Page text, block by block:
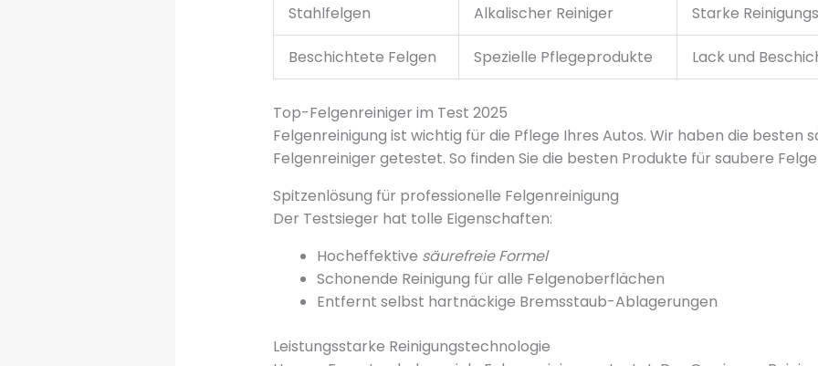
Stahlfelgen Alkalischer Reiniger Starke
Beschichtete Felgen Spezielle Pflegeprodukte Lack und
Top-Felgenreiniger im Test 2025
Felgenreinigung ist wichtig für die Pflege Ihres Autos. Wir haben die besten
Felgenreiniger getestet. So finden Sie die besten Produkte für saubere
Spitzenlösung für professionelle Felgenreinigung
Der Testsieger hat tolle Eigenschaften:
Hocheffektive säurefreie Formel
Schonende Reinigung für alle Felgenoberflächen
Entfernt selbst hartnäckige Bremsstaub-Ablagerungen
Leistungsstarke Reinigungstechnologie